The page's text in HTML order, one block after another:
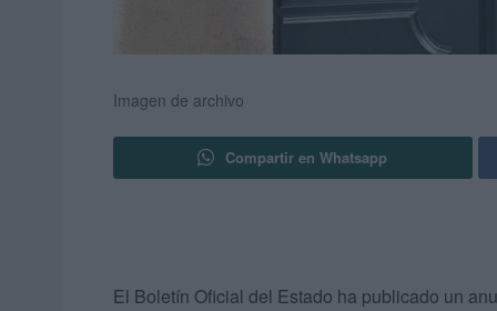
Imagen de archivo
Compartir en Whatsapp
El Boletín Oficial del Estado ha publicado un